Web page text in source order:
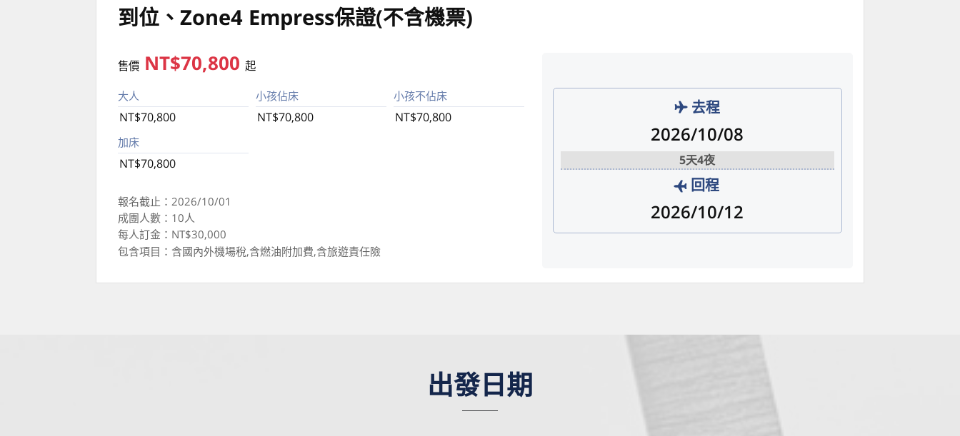
到位、Zone4 Empress保證(不含機票)
售價 NT$70,800起
大人
NT$70,800
小孩佔床
NT$70,800
小孩不佔床
NT$70,800
加床
NT$70,800
報名截止：2026/10/01
成團人數：10人
每人訂金：NT$30,000
包含項目：含國內外機場稅,含燃油附加費,含旅遊責任險
去程
2026/10/08
5天4夜
回程
2026/10/12
出發日期